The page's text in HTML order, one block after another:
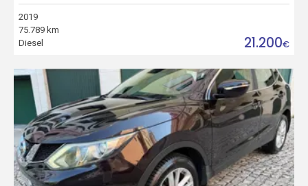
2019
75.789 km
Diesel
21.200€